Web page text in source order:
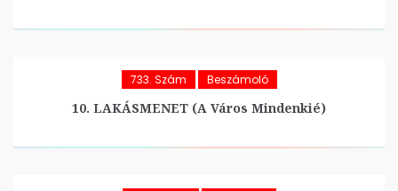
733. Szám Beszámoló
10. LAKÁSMENET (A Város Mindenkié)